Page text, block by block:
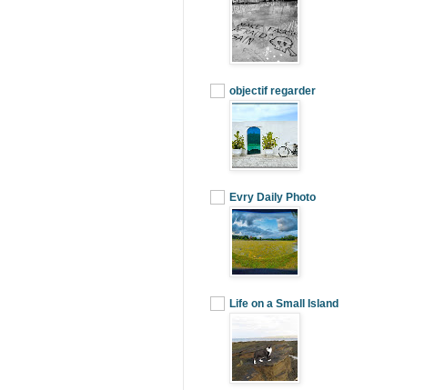
objectif regarder
Evry Daily Photo
Life on a Small Island